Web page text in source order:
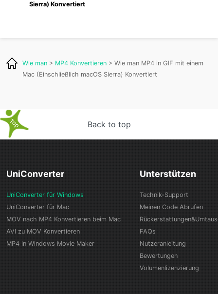
Sierra) Konvertiert
Wie man > MP4 Konvertieren > Wie man MP4 in GIF mit einem
Mac (Einschließlich macOS Sierra) Konvertiert
Back to top
UniConverter
UniConverter für Windows
UniConverter für Mac
MOV nach MP4 Konvertieren beim Mac
AVI zu MOV Konvertieren
MP4 in Windows Movie Maker
Unterstützen
Technik-Support
Meinen Code Abrufen
FAQs
Nutzeranleitung
Bewertungen
Volumenlizenzierung